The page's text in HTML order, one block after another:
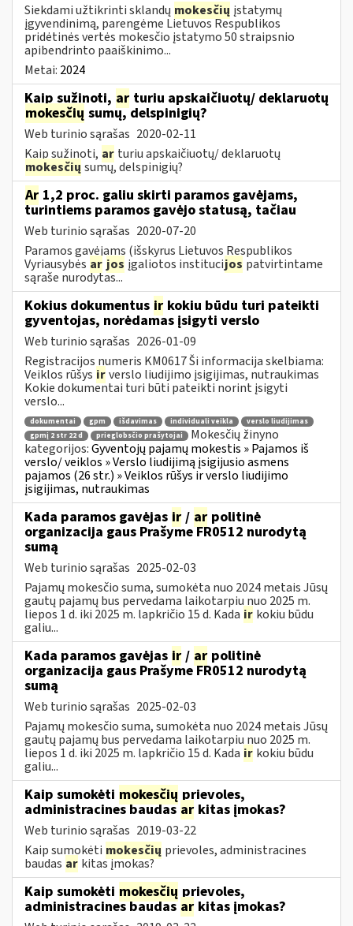
Siekdami užtikrinti sklandų mokesčių įstatymų
įgyvendinimą, parengėme Lietuvos Respublikos
pridėtinės vertės mokesčio įstatymo 50 straipsnio
apibendrinto paaiškinimo...
Metai: 2024
Kaip sužinoti, ar turiu apskaičiuotų/ deklaruotų
mokesčių sumų, delspinigių?
Web turinio sąrašas 2020-02-11
Kaip sužinoti, ar turiu apskaičiuotų/ deklaruotų
mokesčių sumų, delspinigių?
Ar 1,2 proc. galiu skirti paramos gavėjams,
turintiems paramos gavėjo statusą, tačiau
Web turinio sąrašas 2020-07-20
Paramos gavėjams (išskyrus Lietuvos Respublikos
Vyriausybės ar jos įgaliotos institucijos patvirtintame
sąraše nurodytas...
Kokius dokumentus ir kokiu būdu turi pateikti
gyventojas, norėdamas įsigyti verslo
Web turinio sąrašas 2026-01-09
Registracijos numeris KM0617 Ši informacija skelbiama:
Veiklos rūšys irverslo liudijimo įsigijimas, nutraukimas
Kokie dokumentai turi būti pateikti norint įsigyti
verslo...
dokumentai gpm išdavimas individuali veikla
verslo liudijimas
gpmį 2 str 22 d
prieglobsčio prašytojai
Mokesčių žinyno
kategorijos:Gyventojų pajamų mokestis » Pajamos iš
verslo/ veiklos » Verslo liudijimą įsigijusio asmens
pajamos (26 str.) » Veiklos rūšys ir verslo liudijimo
įsigijimas, nutraukimas
Kada paramos gavėjas ir / ar politinė
organizacija gaus Prašyme FR0512 nurodytą
sumą
Web turinio sąrašas 2025-02-03
Pajamų mokesčio suma, sumokėta nuo 2024 metais Jūsų
gautų pajamų bus pervedama laikotarpiu nuo 2025 m.
liepos 1 d. iki 2025 m. lapkričio 15 d. Kada ir kokiu būdu
galiu...
Kada paramos gavėjas ir / ar politinė
organizacija gaus Prašyme FR0512 nurodytą
sumą
Web turinio sąrašas 2025-02-03
Pajamų mokesčio suma, sumokėta nuo 2024 metais Jūsų
gautų pajamų bus pervedama laikotarpiu nuo 2025 m.
liepos 1 d. iki 2025 m. lapkričio 15 d. Kada ir kokiu būdu
galiu...
Kaip sumokėti mokesčių prievoles,
administracines baudasar kitas įmokas?
Web turinio sąrašas 2019-03-22
Kaip sumokėti mokesčių prievoles, administracines
baudas ar kitas įmokas?
Kaip sumokėti mokesčių prievoles,
administracines baudasar kitas įmokas?